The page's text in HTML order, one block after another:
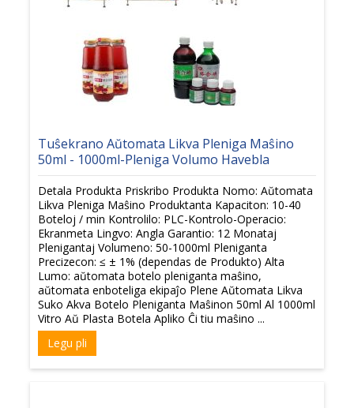
Tuŝekrano Aŭtomata Likva Pleniga Maŝino
50ml - 1000ml-Pleniga Volumo Havebla
Detala Produkta Priskribo Produkta Nomo: Aŭtomata
Likva Pleniga Maŝino Produktanta Kapaciton: 10-40
Boteloj / min Kontrolilo: PLC-Kontrolo-Operacio:
Ekranmeta Lingvo: Angla Garantio: 12 Monataj
Plenigantaj Volumeno: 50-1000ml Pleniganta
Precizecon: ≤ ± 1% (dependas de Produkto) Alta
Lumo: aŭtomata botelo pleniganta maŝino,
aŭtomata enboteliga ekipaĵo Plene Aŭtomata Likva
Suko Akva Botelo Pleniganta Maŝinon 50ml Al 1000ml
Vitro Aŭ Plasta Botela Apliko Ĉi tiu maŝino ...
Legu pli